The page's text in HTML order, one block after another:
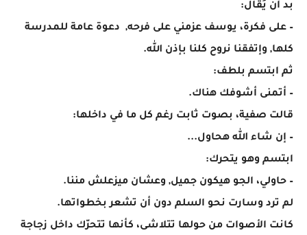
بد أن يُقال:
– على فكرة، يوسف عزمني على فرحه, دعوة عامة للمدرسة
كلها, وإتفقنا نروح كلنا بإذن الله.
ثم ابتسم بلطف:
– أتمنى أشوفك هناك.
قالت صفية، بصوت ثابت رغم كل ما في داخلها:
– إن شاء الله هحاول...
ابتسم وهو يتحرك:
– حاولي، الجو هيكون جميل, وعشان ميزعلش مننا.
لم ترد وسارت نحو السلم دون أن تشعر بخطواتها.
كانت الأصوات من حولها تتلاشى، كأنها تتحرّك داخل زجاجة